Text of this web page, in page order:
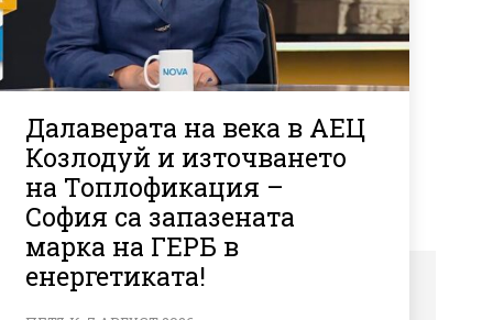
Далаверата на века в АЕЦ
Козлодуй и източването
на Топлофикация –
София са запазената
марка на ГЕРБ в
енергетиката!